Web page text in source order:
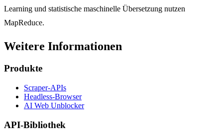
Learning und statistische maschinelle Übersetzung nutzen
MapReduce.
Weitere Informationen
Produkte
Scraper-APIs
Headless-Browser
AI Web Unblocker
API-Bibliothek